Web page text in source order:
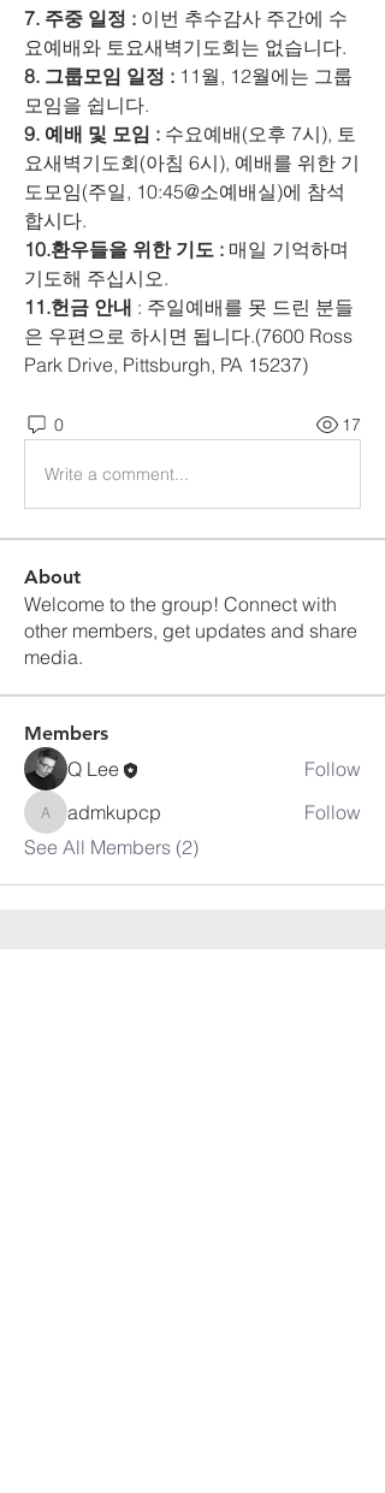
7. 주중 일정 : 이번 추수감사 주간에 수
요예배와 토요새벽기도회는 없습니다.
8. 그룹모임 일정 : 11월, 12월에는 그룹
모임을 쉽니다.
9. 예배 및 모임 : 수요예배(오후 7시), 토
요새벽기도회(아침 6시), 예배를 위한 기
도모임(주일, 10:45@소예배실)에 참석
합시다.
10.환우들을 위한 기도 : 매일 기억하며
기도해 주십시오.
11.헌금 안내 : 주일예배를 못 드린 분들
은 우편으로 하시면 됩니다.(7600 Ross
Park Drive, Pittsburgh, PA 15237)
0 17
Write a comment...
About
Welcome to the group! Connect with
other members, get updates and share
media.
Members
Q Lee Follow
admkupcp
admkupcp
Follow
See All Members (2)